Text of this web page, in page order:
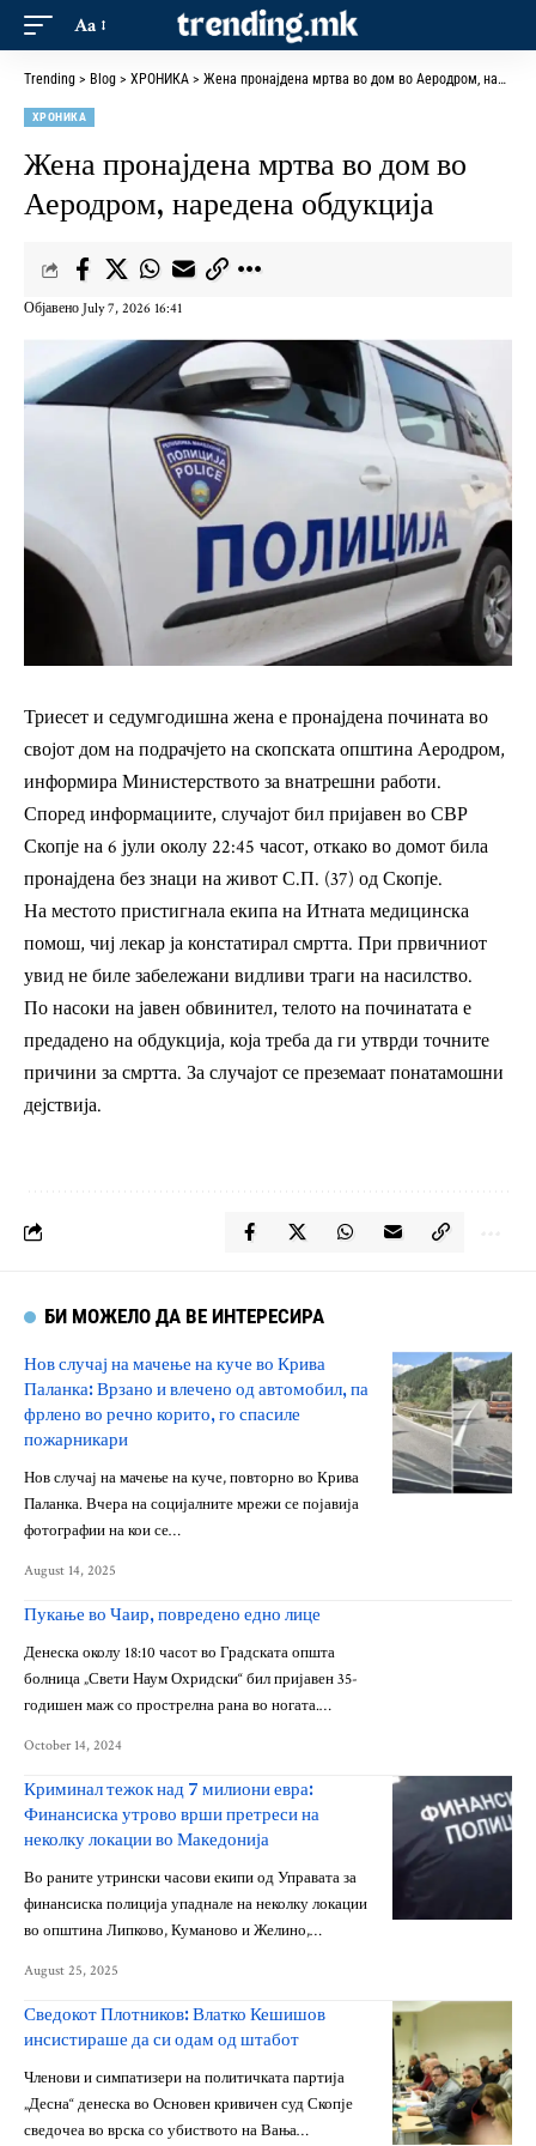
Aa
Trending > Blog > ХРОНИКА > Жена пронајдена мртва во дом во Аеродром, наредена обдукција
ХРОНИКА
Жена пронајдена мртва во дом во
Аеродром, наредена обдукција
Објавено July 7, 2026 16:41
Триесет и седумгодишна жена е пронајдена почината во
својот дом на подрачјето на скопската општина Аеродром,
информира Министерството за внатрешни работи.
Според информациите, случајот бил пријавен во СВР
Скопје на 6 јули околу 22:45 часот, откако во домот била
пронајдена без знаци на живот С.П. (37) од Скопје.
На местото пристигнала екипа на Итната медицинска
помош, чиј лекар ја констатирал смртта. При првичниот
увид не биле забележани видливи траги на насилство.
По насоки на јавен обвинител, телото на починатата е
предадено на обдукција, која треба да ги утврди точните
причини за смртта. За случајот се преземаат понатамошни
дејствија.
БИ МОЖЕЛО ДА ВЕ ИНТЕРЕСИРА
Нов случај на мачење на куче во Крива
Паланка: Врзано и влечено од автомобил, па
фрлено во речно корито, го спасиле
пожарникари
Нов случај на мачење на куче, повторно во Крива
Паланка. Вчера на социјалните мрежи се појавија
фотографии на кои се…
August 14, 2025
Пукање во Чаир, повредено едно лице
Денеска околу 18:10 часот во Градската општа
болница „Свети Наум Охридски“ бил пријавен 35-
годишен маж со прострелна рана во ногата.…
October 14, 2024
Криминал тежок над 7 милиони евра:
Финансиска утрово врши претреси на
неколку локации во Македонија
Во раните утрински часови екипи од Управата за
финансиска полиција упаднале на неколку локации
во општина Липково, Куманово и Желино,…
August 25, 2025
Сведокот Плотников: Влатко Кешишов
инсистираше да си одам од штабот
Членови и симпатизери на политичката партија
„Десна“ денеска во Основен кривичен суд Скопје
сведочеа во врска со убиството на Вања…